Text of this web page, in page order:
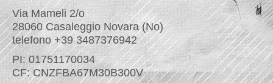
Via Mameli 2/o
28060 Casaleggio Novara (No)
telefono +39 3487376942
PI: 01751170034
CF: CNZFBA67M30B300V